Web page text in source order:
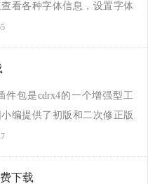
看各种字体信息，设置字体
提高你的文字编辑效率，佐
插件字体管家下载，经亲
美运行，需要的朋友欢迎来
件包是cdrx4的一个增强型工
编提供了初版和二次修正版
插件包下载，
插入页码，复线防伪纹制
下载